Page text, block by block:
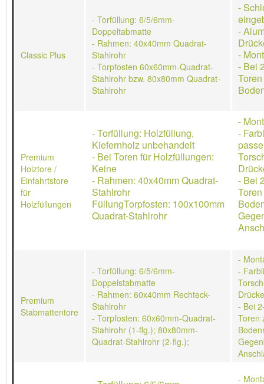
Classic Plus
- Torfüllung: 6/5/6mm-
Doppeltabmatte
- Rahmen: 40x40mm Quadrat-
Stahlrohr
- Torpfosten 60x60mm-Quadrat-
Stahlrohr bzw. 80x80mm Quadrat-
Stahlrohr
-
-
-
- Bei
Premium
Holztore /
Einfahrtstore
für
Holzfüllungen
- Torfüllung: Holzfüllung,
Kiefernholz unbehandelt
- Bei Toren für Holzfüllungen:
Keine
- Rahmen: 40x40mm Quadrat-
Stahlrohr
FüllungTorpfosten: 100x100mm
Quadrat-Stahlrohr
-
-
- Bei
Premium
Stabmattentore
- Torfüllung: 6/5/6mm-
Doppelstabmatte
- Rahmen: 60x40mm Rechteck-
Stahlrohr
- Torpfosten: 60x60mm-Quadrat-
Stahlrohr (1-flg.); 80x80mm-
Quadrat-Stahlrohr (2-flg.);
-
-
- Bei
Toren
-